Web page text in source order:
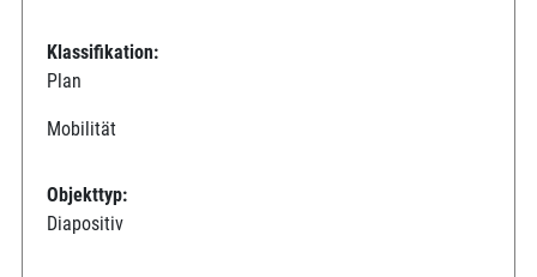
Klassifikation:
Plan
Mobilität
Objekttyp:
Diapositiv